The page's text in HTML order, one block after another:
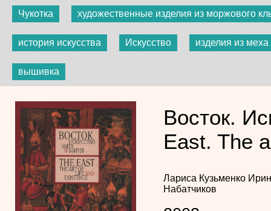
Чукотка художественные изделия из моржового
история искусства Искусство изделия из меха
вышивка
Восток.
East. The
Лариса Кузьменко
Набатчиков